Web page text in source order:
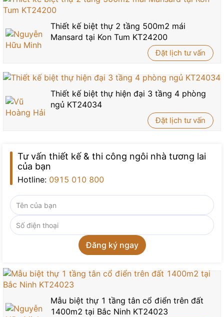
Thiết kế biệt thự 2 tầng 500m2 mái
Mansard tại Kon Tum KT24200
Đặt lịch tư vấn
Thiết kế biệt thự hiện đại 3 tầng 4 phòng
ngủ KT24034
Đặt lịch tư vấn
Tư vấn thiết kế & thi công ngôi nhà tương lai
của bạn
Hotline: 0915 010 800
Mẫu biệt thự 1 tầng tân cổ điển trên đất
1400m2 tại Bắc Ninh KT24023